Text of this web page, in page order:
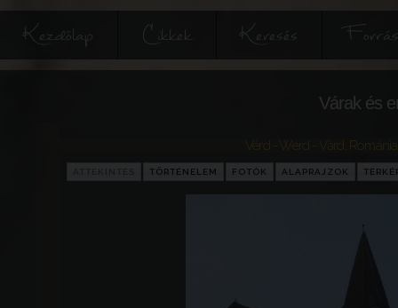
Kezdőlap Cikkek Keresés
Várak és
Vérd - Werd - Vărd Románia
TÖRTÉNELEM FOTÓK ALAPRAJZOK